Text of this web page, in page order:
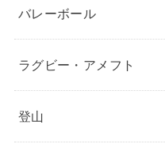
バレーボール
ラグビー・アメフト
登山